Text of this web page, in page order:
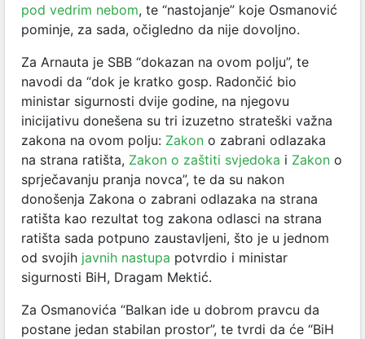
pod vedrim nebom, te “nastojanje” koje Osmanović
pominje, za sada, očigledno da nije dovoljno.
Za Arnauta je SBB “dokazan na ovom polju”, te
navodi da “dok je kratko gosp. Radončić bio
ministar sigurnosti dvije godine, na njegovu
inicijativu donešena su tri izuzetno strateški važna
zakona na ovom polju: Zakon o zabrani odlazaka
na strana ratišta, Zakon o zaštiti svjedoka i Zakon o
sprječavanju pranja novca”, te da su nakon
donošenja Zakona o zabrani odlazaka na strana
ratišta kao rezultat tog zakona odlasci na strana
ratišta sada potpuno zaustavljeni, što je u jednom
od svojih javnih nastupa potvrdio i ministar
sigurnosti BiH, Dragam Mektić.
Za Osmanovića “Balkan ide u dobrom pravcu da
postane jedan stabilan prostor”, te tvrdi da će “BiH